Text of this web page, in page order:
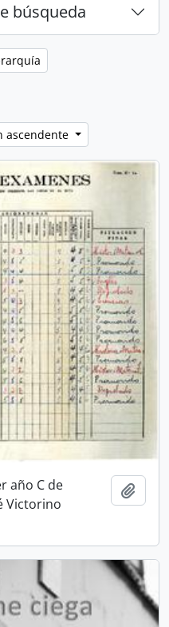
búsqueda
ascendente
año C de
Victorino